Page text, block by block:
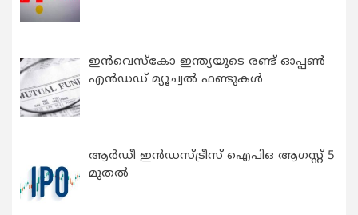
ഇന്‍വെസ്കോ ഇന്ത്യയുടെ രണ്ട് ഓപ്പണ്‍
എന്‍ഡഡ് മ്യൂച്വല്‍ ഫണ്ടുകള്‍
ആർഡീ ഇൻഡസ്ട്രീസ് ഐപിഒ ആഗസ്റ്റ് 5
മുതൽ